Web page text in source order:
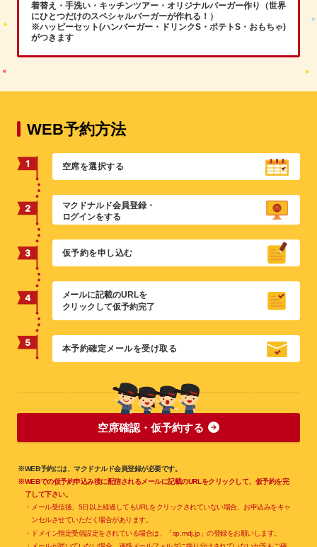
着替え・手洗い・キッチンツアー・オリジナルバーガー作り（世界
にひとつだけのスペシャルバーガーが作れる！）
※ハッピーセット(ハンバーガー・ドリンクS・ポテトS・おもちゃ)
がつきます
WEB予約方法
空席を選択する
マクドナルド会員登録・
ログインをする
仮予約を申し込む
メールに記載のURLを
クリックして仮予約完了
本予約確定メールを受け取る
空席確認・仮予約する
※WEB予約には、マクドナルド会員登録が必要です。
※WEBでの仮予約申込み後に配信されるメールに記載のURLをクリックして、仮予約を完
了して下さい。
・メール受信後、5日以上経過してもURLをクリックされていない場合、お申込みをキャ
ンセルさせていただく場合があります。
・ドメイン指定受信設定をされている場合は、「sp.mdj.jp」の登録をお願いします。